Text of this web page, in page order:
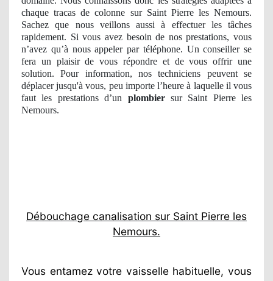
chaque tracas de colonne sur Saint Pierre les Nemours.
Sachez que nous veillons aussi à effectuer les tâches
rapidement. Si vous avez besoin de nos prestations, vous
n’avez qu’à nous appeler par téléphone. Un conseiller se
fera un plaisir de vous répondre et de vous offrir une
solution. Pour information, nos techniciens peuvent se
déplacer jusqu'à vous, peu importe l’heure à laquelle il vous
faut les prestations d’un plombier sur Saint Pierre les
Nemours.
Débouchage canalisation sur Saint Pierre les
Nemours.
Vous entamez votre vaisselle habituelle, vous